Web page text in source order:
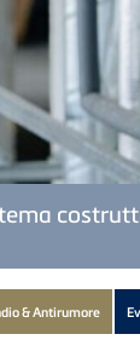
& Antirumore